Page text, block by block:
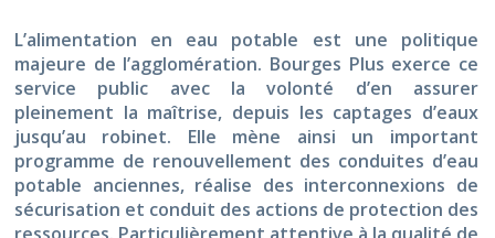
L’alimentation en eau potable est une politique
majeure de l’agglomération. Bourges Plus exerce ce
service public avec la volonté d’en assurer
pleinement la maîtrise, depuis les captages d’eaux
jusqu’au robinet. Elle mène ainsi un important
programme de renouvellement des conduites d’eau
potable anciennes, réalise des interconnexions de
sécurisation et conduit des actions de protection des